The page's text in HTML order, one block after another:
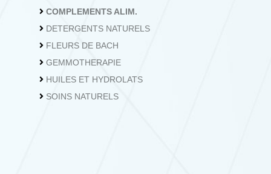
COMPLEMENTS ALIM.
DETERGENTS NATURELS
FLEURS DE BACH
GEMMOTHERAPIE
HUILES ET HYDROLATS
SOINS NATURELS